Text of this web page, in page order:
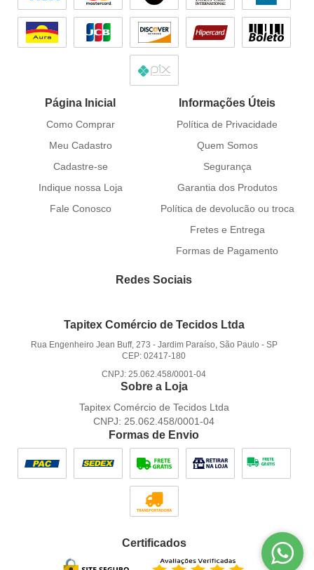
Página Inicial
Como Comprar
Meu Cadastro
Cadastre-se
Indique nossa Loja
Fale Conosco
Informações Úteis
Política de Privacidade
Quem Somos
Segurança
Garantia dos Produtos
Política de devolucão ou troca
Fretes e Entrega
Formas de Pagamento
Redes Sociais
Tapitex Comércio de Tecidos Ltda
Rua Engenheiro Jean Buff, 273 - Jardim Paraíso, São Paulo - SP
CEP: 02417-180
CNPJ: 25.062.458/0001-04
Sobre a Loja
Tapitex Comércio de Tecidos Ltda
CNPJ: 25.062.458/0001-04
Formas de Envio
Certificados